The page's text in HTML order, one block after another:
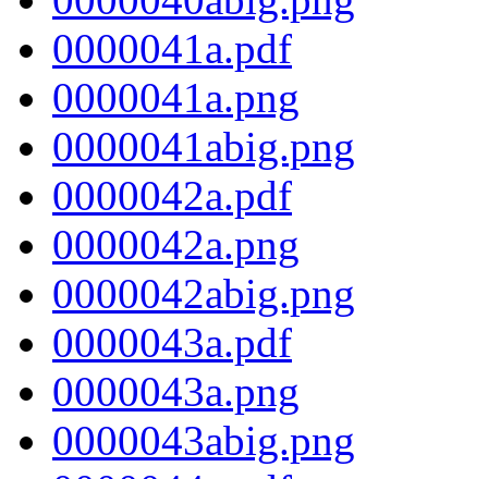
0000041a.pdf
0000041a.png
0000041abig.png
0000042a.pdf
0000042a.png
0000042abig.png
0000043a.pdf
0000043a.png
0000043abig.png